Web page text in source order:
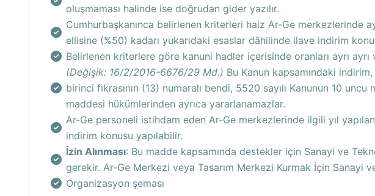
oluşmaması halinde ise doğrudan gider yazılır.
Cumhurbaşkanınca belirlenen kriterleri haiz Ar-Ge merkezlerinde
ellisine (%50) kadarı yukarıdaki esaslar dâhilinde ilave indirim
Belirlenen kriterlere göre kanuni hadler içerisinde oranları ayrı
(Değişik: 16/2/2016-6676/29 Md.) Bu Kanun kapsamındaki
birinci fıkrasının (13) numaralı bendi, 5520 sayılı Kanunun 10
maddesi hükümlerinden ayrıca yararlanamazlar.
Ar-Ge personeli istihdam eden Ar-Ge merkezlerinde ilgili yıl
indirim konusu yapılabilir.
İzin Alınması: Bu madde kapsamında destekler için Sanayi ve
gerekir. Ar-Ge Merkezi veya Tasarım Merkezi Kurmak İçin Sanayi
Organizasyon şeması